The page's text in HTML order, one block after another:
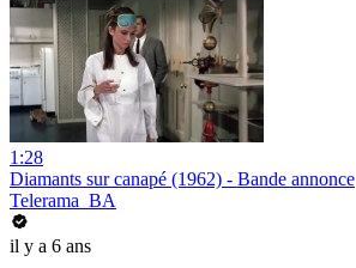
1:28
Diamants sur canapé (1962) - Bande annonce
Telerama_BA
il y a 6 ans